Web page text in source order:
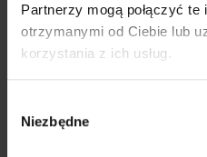
Partnerzy mogą połączyć
otrzymanymi od Ciebie lub
korzystania z ich usług.
zgody
Niezbędne